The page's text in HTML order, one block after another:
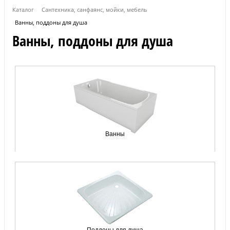
Каталог
Сантехника, санфаянс, мойки, мебель
Ванны, поддоны для душа
Ванны, поддоны для душа
Ванны